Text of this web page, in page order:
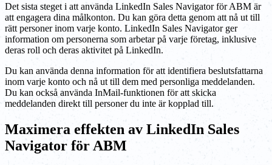
Det sista steget i att använda LinkedIn Sales Navigator för ABM är
att engagera dina målkonton. Du kan göra detta genom att nå ut till
rätt personer inom varje konto. LinkedIn Sales Navigator ger
information om personerna som arbetar på varje företag, inklusive
deras roll och deras aktivitet på LinkedIn.
Du kan använda denna information för att identifiera beslutsfattarna
inom varje konto och nå ut till dem med personliga meddelanden.
Du kan också använda InMail-funktionen för att skicka
meddelanden direkt till personer du inte är kopplad till.
Maximera effekten av LinkedIn Sales
Navigator för ABM